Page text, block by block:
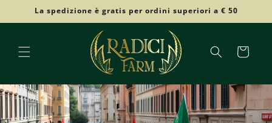
directamente
al contenido
La spedizione è gratis per ordini superiori a € 50
Carrito